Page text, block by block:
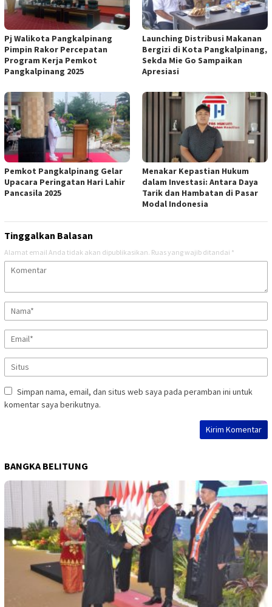
Pj Walikota Pangkalpinang
Pimpin Rakor Percepatan
Program Kerja Pemkot
Pangkalpinang 2025
Launching Distribusi Makanan
Bergizi di Kota Pangkalpinang,
Sekda Mie Go Sampaikan
Apresiasi
Pemkot Pangkalpinang Gelar
Upacara Peringatan Hari Lahir
Pancasila 2025
Menakar Kepastian Hukum
dalam Investasi: Antara Daya
Tarik dan Hambatan di Pasar
Modal Indonesia
Tinggalkan Balasan
Alamat email Anda tidak akan dipublikasikan. Ruas yang wajib ditandai *
Simpan nama, email, dan situs web saya pada peramban ini untuk
komentar saya berikutnya.
BANGKA BELITUNG